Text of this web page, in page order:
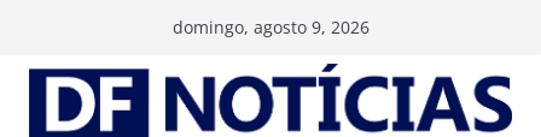
conteúdo
domingo, agosto 9, 2026